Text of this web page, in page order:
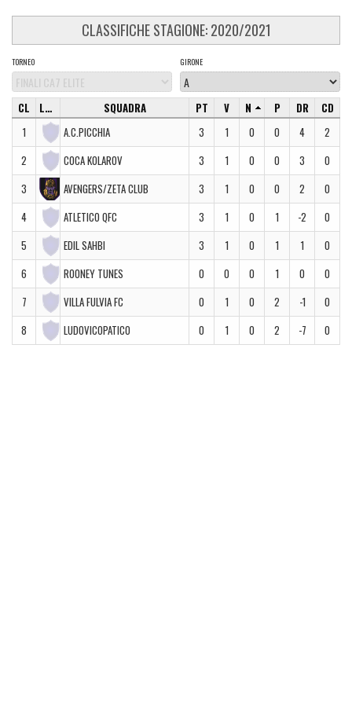
CLASSIFICHE STAGIONE: 2020/2021
TORNEO GIRONE
CL LOGO SQUADRA PT V N P DR
CD
1
A.C.PICCHIA 3 1 0 0 4
2
2
COCA KOLAROV 3 1 0 0 3
0
3
AVENGERS/ZETA CLUB 3 1 0 0 2
0
4
ATLETICO QFC 3 1 0 1 -2
0
5
EDIL SAHBI 3 1 0 1 1
0
6
ROONEY TUNES 0 0 0 1 0
0
7
VILLA FULVIA FC 0 1 0 2 -1
0
8
LUDOVICOPATICO 0 1 0 2 -7 0